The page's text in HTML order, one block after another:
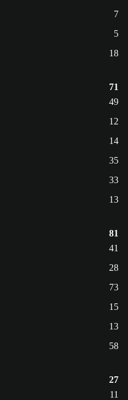
7
5
18
71
49
12
14
35
33
13
81
41
28
73
15
13
58
27
11